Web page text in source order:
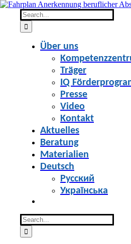
Skip
content
Search
for:
Über uns
Träger
IQ
Presse
Video
Kontakt
Aktuelles
Beratung
Materialien
Deutsch
Русский
Українська
Search
for: